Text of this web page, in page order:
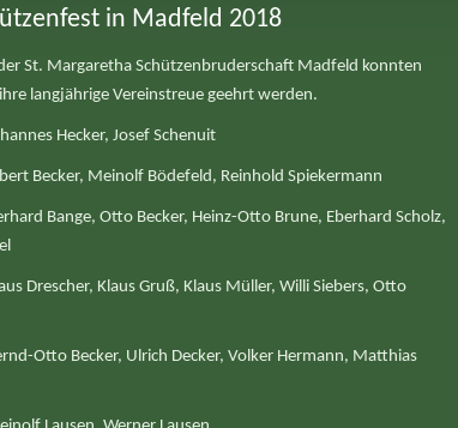
in Madfeld 2018
St. Margaretha Schützenbruderschaft Madfeld konnten
langjährige Vereinstreue geehrt werden.
Hecker, Josef Schenuit
Becker, Meinolf Bödefeld, Reinhold Spiekermann
Bange, Otto Becker, Heinz-Otto Brune, Eberhard Scholz,
Drescher, Klaus Gruß, Klaus Müller, Willi Siebers, Otto
Otto Becker, Ulrich Decker, Volker Hermann, Matthias